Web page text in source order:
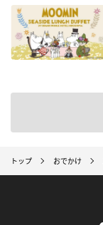
トップ おでかけ